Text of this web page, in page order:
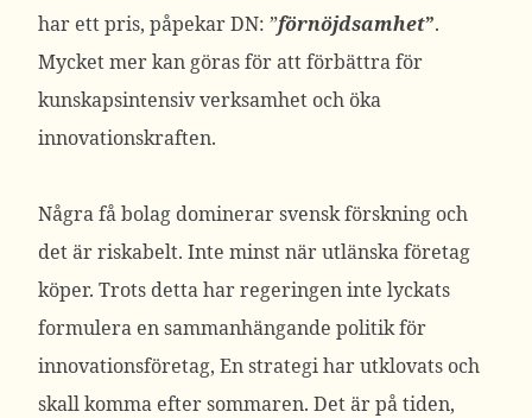
har ett pris, påpekar DN: ”förnöjdsamhet”.
Mycket mer kan göras för att förbättra för
kunskapsintensiv verksamhet och öka
innovationskraften.
Några få bolag dominerar svensk förskning och
det är riskabelt. Inte minst när utlänska företag
köper. Trots detta har regeringen inte lyckats
formulera en sammanhängande politik för
innovationsföretag, En strategi har utklovats och
skall komma efter sommaren. Det är på tiden,